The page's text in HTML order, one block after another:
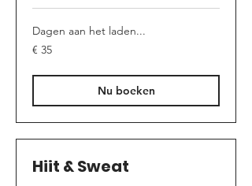
Dagen aan het laden...
35
euro
€ 35
Nu boeken
Hiit & Sweat